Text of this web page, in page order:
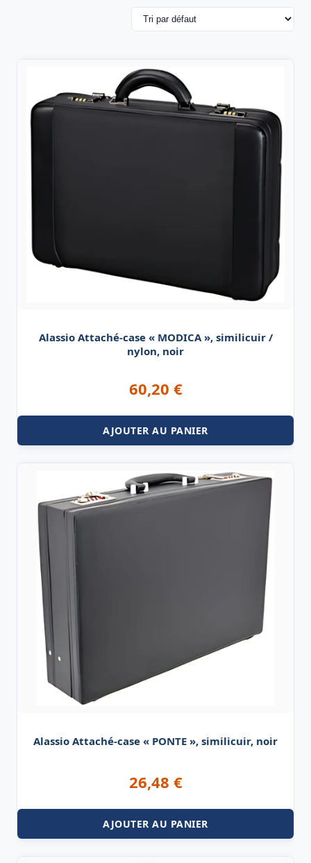
Alassio Attaché-case « MODICA », similicuir /
nylon, noir
60,20 €
AJOUTER AU PANIER
Alassio Attaché-case « PONTE », similicuir, noir
26,48 €
AJOUTER AU PANIER